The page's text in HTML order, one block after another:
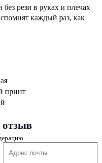
рези в руках и плечах
каждый раз, как
принт